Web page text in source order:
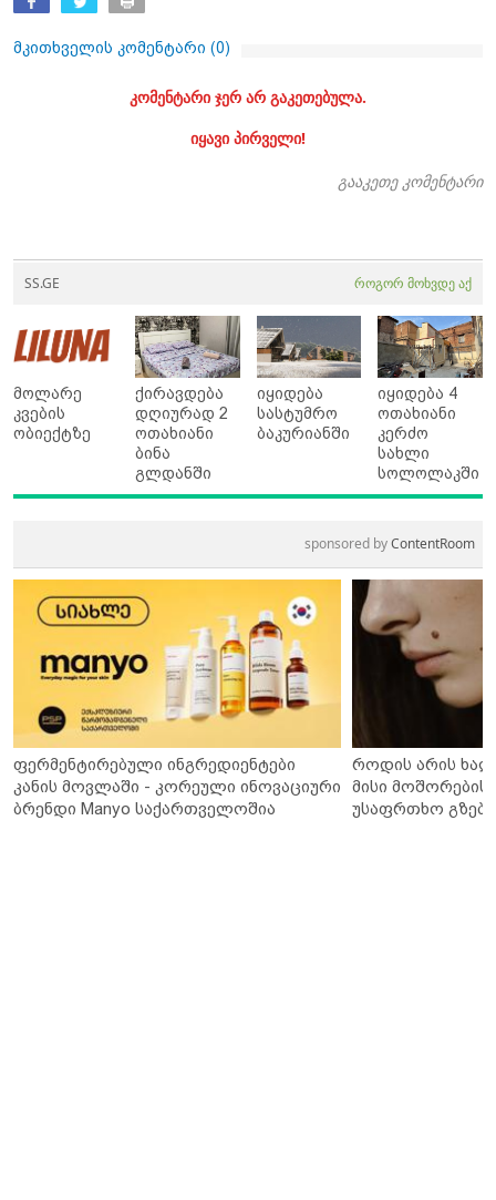
მკითხველის კომენტარი (0)
კომენტარი ჯერ არ გაკეთებულა.
იყავი პირველი!
გააკეთე კომენტარი
SS.GE როგორ მოხვდე აქ
მოლარე
კვების
ობიექტზე
ქირავდება
დღიურად 2
ოთახიანი
ბინა
გლდანში
იყიდება
სასტუმრო
ბაკურიანში
იყიდება 4
ოთახიანი
კერძო
სახლი
სოლოლაკში
sponsored byContentRoom
ფერმენტირებული ინგრედიენტები
კანის მოვლაში - კორეული ინოვაციური
ბრენდი Manyo საქართველოშია
როდის არის
მისი მოშორების
უსაფრთხო გზები